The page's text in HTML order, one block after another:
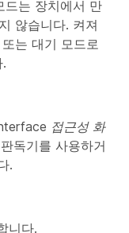
드는 장치에서 만
않습니다. 켜져
는 대기 모드로
접근성 화
독기를 사용하거
.
니다.